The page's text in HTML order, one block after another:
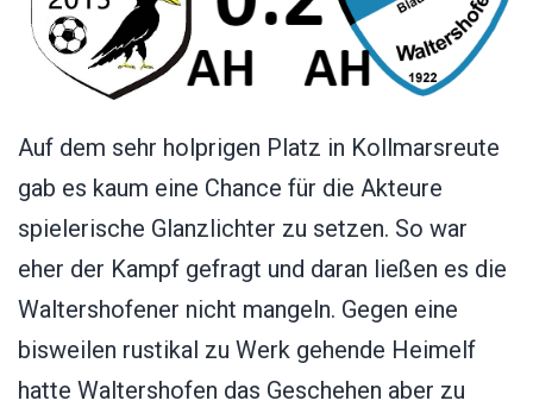
Auf dem sehr holprigen Platz in Kollmarsreute
gab es kaum eine Chance für die Akteure
spielerische Glanzlichter zu setzen. So war
eher der Kampf gefragt und daran ließen es die
Waltershofener nicht mangeln. Gegen eine
bisweilen rustikal zu Werk gehende Heimelf
hatte Waltershofen das Geschehen aber zu